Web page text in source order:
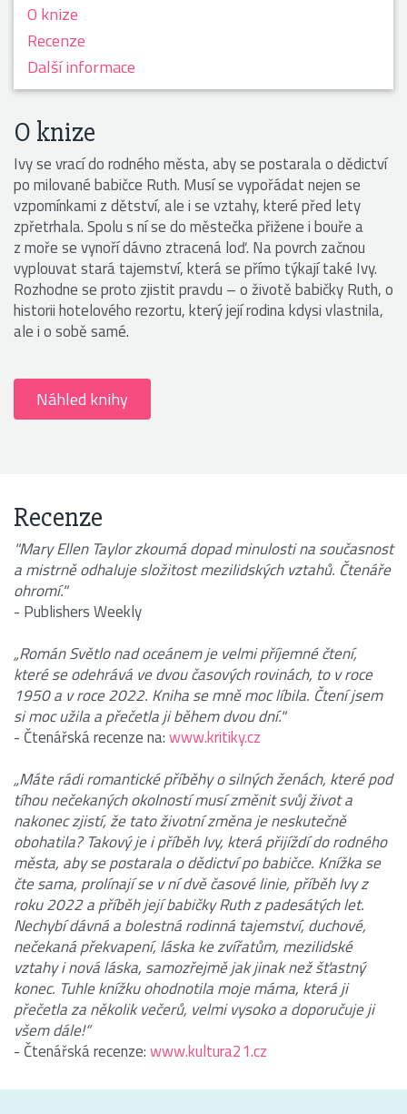
O knize
Recenze
Další informace
O knize
Ivy se vrací do rodného města, aby se postarala o dědictví
po milované babičce Ruth. Musí se vypořádat nejen se
vzpomínkami z dětství, ale i se vztahy, které před lety
zpřetrhala. Spolu s ní se do městečka přižene i bouře a
z moře se vynoří dávno ztracená loď. Na povrch začnou
vyplouvat stará tajemství, která se přímo týkají také Ivy.
Rozhodne se proto zjistit pravdu – o životě babičky Ruth, o
historii hotelového rezortu, který její rodina kdysi vlastnila,
ale i o sobě samé.
Náhled knihy
Recenze
"Mary Ellen Taylor zkoumá dopad minulosti na současnost
a mistrně odhaluje složitost mezilidských vztahů. Čtenáře
ohromí."
- Publishers Weekly
„Román Světlo nad oceánem je velmi příjemné čtení,
které se odehrává ve dvou časových rovinách, to v roce
1950 a v roce 2022. Kniha se mně moc líbila. Čtení jsem
si moc užila a přečetla ji během dvou dní."
- Čtenářská recenze na:www.kritiky.cz
„Máte rádi romantické příběhy o silných ženách, které pod
tíhou nečekaných okolností musí změnit svůj život a
nakonec zjistí, že tato životní změna je neskutečně
obohatila? Takový je i příběh Ivy, která přijíždí do rodného
města, aby se postarala o dědictví po babičce. Knížka se
čte sama, prolínají se v ní dvě časové linie, příběh Ivy z
roku 2022 a příběh její babičky Ruth z padesátých let.
Nechybí dávná a bolestná rodinná tajemství, duchové,
nečekaná překvapení, láska ke zvířatům, mezilidské
vztahy i nová láska, samozřejmě jak jinak než šťastný
konec. Tuhle knížku ohodnotila moje máma, která ji
přečetla za několik večerů, velmi vysoko a doporučuje ji
všem dále!“
- Čtenářská recenze:www.kultura21.cz